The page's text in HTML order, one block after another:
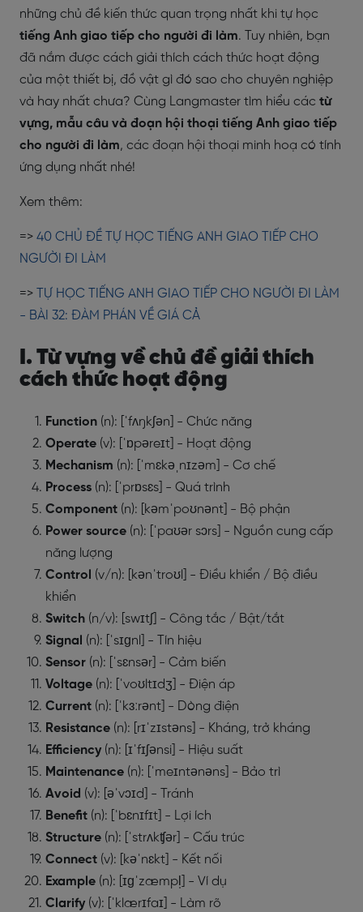
những chủ đề kiến thức quan trọng nhất khi tự học
tiếng Anh giao tiếp cho người đi làm. Tuy nhiên, bạn
đã nắm được cách giải thích cách thức hoạt động
của một thiết bị, đồ vật gì đó sao cho chuyên nghiệp
và hay nhất chưa? Cùng Langmaster tìm hiểu các từ
vựng, mẫu câu và đoạn hội thoại tiếng Anh giao tiếp
cho người đi làm, các đoạn hội thoại minh hoạ có tính
ứng dụng nhất nhé!
Xem thêm:
=> 40 CHỦ ĐỀ TỰ HỌC TIẾNG ANH GIAO TIẾP CHO
NGƯỜI ĐI LÀM
=>
TỰ HỌC TIẾNG ANH GIAO TIẾP CHO NGƯỜI ĐI LÀM
- BÀI 32: ĐÀM PHÁN VỀ GIÁ CẢ
I. Từ vựng về chủ đề giải thích
cách thức hoạt động
Function (n): [ˈfʌŋkʃən] - Chức năng
Operate (v): [ˈɒpəreɪt] - Hoạt động
Mechanism (n): [ˈmɛkəˌnɪzəm] - Cơ chế
Process (n): [ˈprɒsɛs] - Quá trình
Component (n): [kəmˈpoʊnənt] - Bộ phận
Power source (n): [ˈpaʊər sɔrs] - Nguồn cung cấp
năng lượng
Control (v/n): [kənˈtroʊl] - Điều khiển / Bộ điều
khiển
Switch (n/v): [swɪtʃ] - Công tắc / Bật/tắt
Signal (n): [ˈsɪɡnl] - Tín hiệu
Sensor (n): [ˈsɛnsər] - Cảm biến
Voltage (n): [ˈvoʊltɪdʒ] - Điện áp
Current (n): [ˈkɜːrənt] - Dòng điện
Resistance (n): [rɪˈzɪstəns] - Kháng, trở kháng
Efficiency (n): [ɪˈfɪʃənsi] - Hiệu suất
Maintenance (n): [ˈmeɪntənəns] - Bảo trì
Avoid (v): [əˈvɔɪd] - Tránh
Benefit (n): [ˈbɛnɪfɪt] - Lợi ích
Structure (n): [ˈstrʌkʧər] - Cấu trúc
Connect (v): [kəˈnɛkt] - Kết nối
Example (n): [ɪɡˈzæmpl̩] - Ví dụ
Clarify (v): [ˈklærɪfaɪ] - Làm rõ